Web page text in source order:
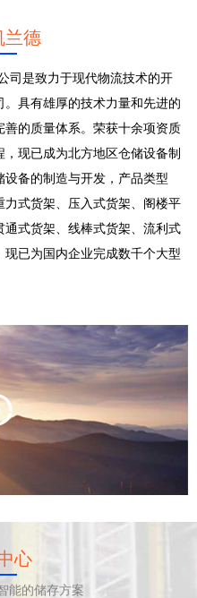
兰德
是致力于现代物流技术的开
具有雄厚的技术力量和先进的
的质量体系。荣获十余项资质
现已成为北方地区仓储设备制
备的制造与开发，产品类型
式货架、压入式货架、阁楼平
式货架、线棒式货架、流利式
已为国内企业完成数千个大型
心
能的储存方案